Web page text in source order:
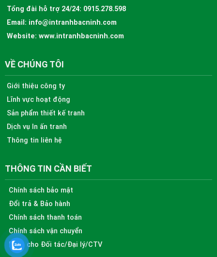
Tổng đài hỗ trợ 24/24: 0915.278.598
Email: info@intranhbacninh.com
Website: www.intranhbacninh.com
VỀ CHÚNG TÔI
Giới thiệu công ty
Lĩnh vực hoạt động
Sản phẩm thiết kế tranh
Dịch vụ In ấn tranh
Thông tin liên hệ
THÔNG TIN CẦN BIẾT
Chính sách bảo mật
Đổi trả & Bảo hành
Chính sách thanh toán
Chính sách vận chuyển
Dành cho Đối tác/Đại lý/CTV